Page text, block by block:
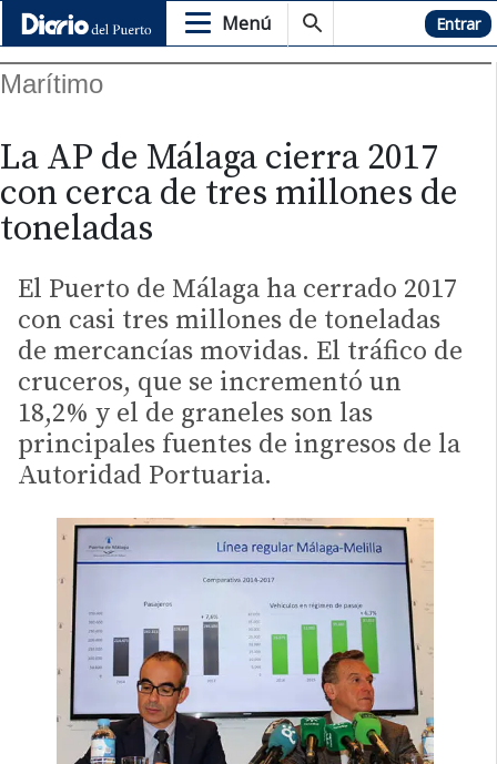
Menú Hemeroteca Entrar
Marítimo
La AP de Málaga cierra 2017
con cerca de tres millones de
toneladas
El Puerto de Málaga ha cerrado 2017
con casi tres millones de toneladas
de mercancías movidas. El tráfico de
cruceros, que se incrementó un
18,2% y el de graneles son las
principales fuentes de ingresos de la
Autoridad Portuaria.